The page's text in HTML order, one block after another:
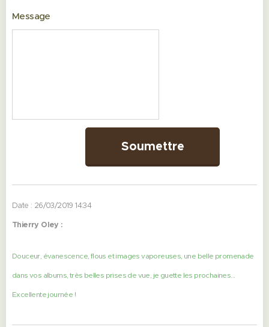
Message
Soumettre
Date : 26/03/2019 14:34
Thierry Oley :
Douceur, évanescence, flous et images vaporeuses, une belle promenade
dans vos albums, très belles prises de vue, je guette les prochaines...
Excellente journée !